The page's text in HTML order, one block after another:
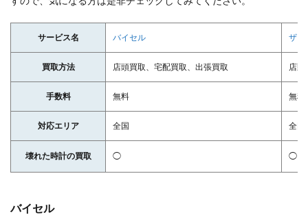
サービス名​ バイセル ザ・
買取方法 店頭買取、宅配買取、出張買取 店
手数料 無料 無料
対応エリア 全国 全国
壊れた時計の買取 ◯ ◯
バイセル